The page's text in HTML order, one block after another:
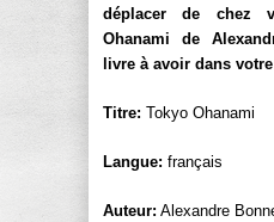
déplacer de chez
Ohanami de
livre à avoir dans
Titre: Tokyo Ohanami
Langue: français
Auteur: Alexandre